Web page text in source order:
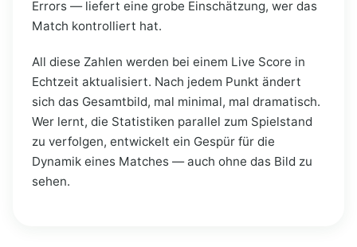
Errors — liefert eine grobe Einschätzung, wer das
Match kontrolliert hat.
All diese Zahlen werden bei einem Live Score in
Echtzeit aktualisiert. Nach jedem Punkt ändert
sich das Gesamtbild, mal minimal, mal dramatisch.
Wer lernt, die Statistiken parallel zum Spielstand
zu verfolgen, entwickelt ein Gespür für die
Dynamik eines Matches — auch ohne das Bild zu
sehen.